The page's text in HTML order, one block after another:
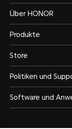
Über HONOR
Produkte
Store
Politiken und
Software und